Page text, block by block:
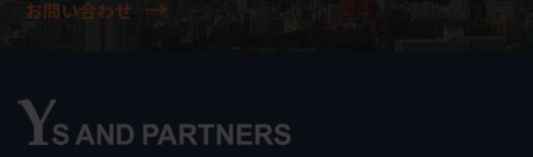
お問い合わせ